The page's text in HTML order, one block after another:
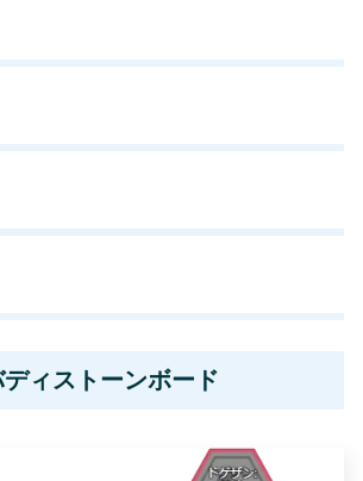
ィストーンボード